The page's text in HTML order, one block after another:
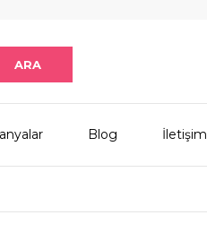
Blog İletişim